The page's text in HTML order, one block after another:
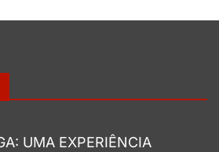
UMA EXPERIÊNCIA